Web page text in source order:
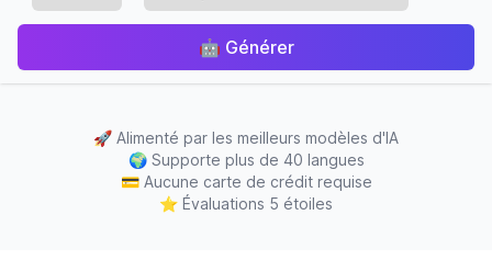
🤖 Générer
🚀 Alimenté par les meilleurs modèles d'IA
🌍 Supporte plus de 40 langues
💳 Aucune carte de crédit requise
⭐ Évaluations 5 étoiles